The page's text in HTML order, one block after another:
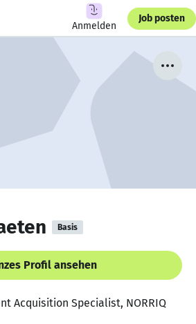
Anmelden
Job posten
Basis
Profil ansehen
Acquisition Specialist, NORRIQ